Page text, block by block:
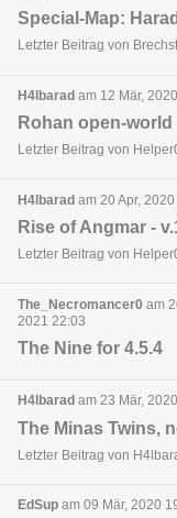
Special-Map:
Letzter Beitrag von
H4lbarad am 12 Mär,
Rohan open-
Letzter Beitrag von
H4lbarad am 20 Apr, 2020
Rise of Angmar -
Letzter Beitrag von
The_Necromancer0 am
2021 22:03
The Nine for 4.5.4
H4lbarad am 23 Mär,
The Minas Twins,
Letzter Beitrag von
EdSup am 09 Mär, 2020